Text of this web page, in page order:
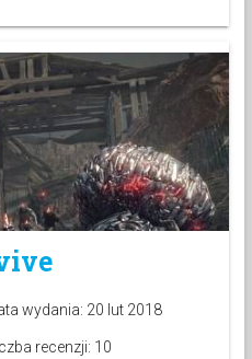
wydania: 20 lut 2018
recenzji: 10